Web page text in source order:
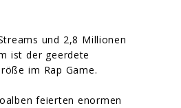
und 2,8 Millionen
ist der geerdete
im Rap Game.
feierten enormen